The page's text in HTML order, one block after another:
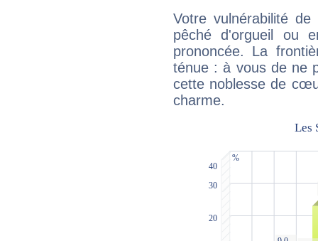
Votre vulnérabilité
pêché d'orgueil ou
prononcée. La
ténue : à vous de ne
cette noblesse de
charme.